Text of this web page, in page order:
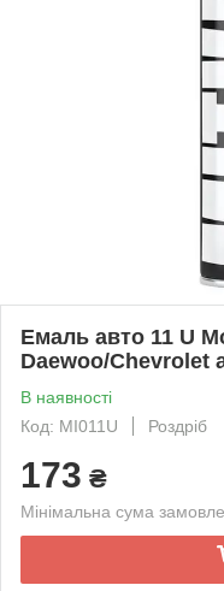
Емаль авто 11 U
Daewoo/Chevrolet
В наявності
Код: MI011U
Роздріб
173 ₴
Мінімальна сума